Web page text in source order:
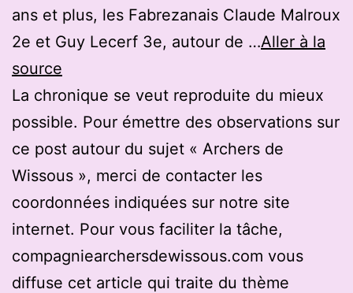
ans et plus, les Fabrezanais Claude Malroux
2e et Guy Lecerf 3e, autour de …Aller à la
source
La chronique se veut reproduite du mieux
possible. Pour émettre des observations sur
ce post autour du sujet « Archers de
Wissous », merci de contacter les
coordonnées indiquées sur notre site
internet. Pour vous faciliter la tâche,
compagniearchersdewissous.com vous
diffuse cet article qui traite du thème